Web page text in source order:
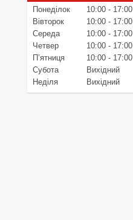
Понеділок 10:00
17:00
Вівторок
10:00
17:00
Середа
10:00
17:00
Четвер
10:00
17:00
Пʼятниця
10:00
17:00
Субота
Вихідний
Неділя
Вихідний